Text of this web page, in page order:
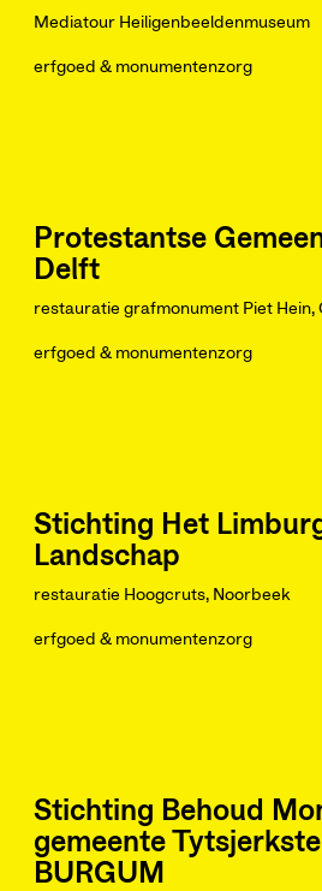
Mediatour Heiligenbeeldenmuseum
erfgoed & monumentenzorg
Protestantse
Delft
restauratie grafmonument Piet Hein,
erfgoed & monumentenzorg
Stichting Het
Landschap
restauratie Hoogcruts, Noorbeek
erfgoed & monumentenzorg
Stichting Behoud
gemeente
BURGUM